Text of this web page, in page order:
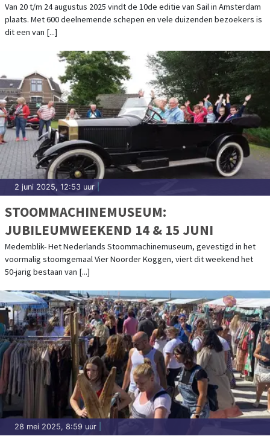
Van 20 t/m 24 augustus 2025 vindt de 10de editie van Sail in Amsterdam
plaats. Met 600 deelnemende schepen en vele duizenden bezoekers is
dit een van [...]
2 juni 2025, 12:53 uur
STOOMMACHINEMUSEUM:
JUBILEUMWEEKEND 14 & 15 JUNI
Medemblik- Het Nederlands Stoommachinemuseum, gevestigd in het
voormalig stoomgemaal Vier Noorder Koggen, viert dit weekend het
50-jarig bestaan van [...]
28 mei 2025, 8:59 uur